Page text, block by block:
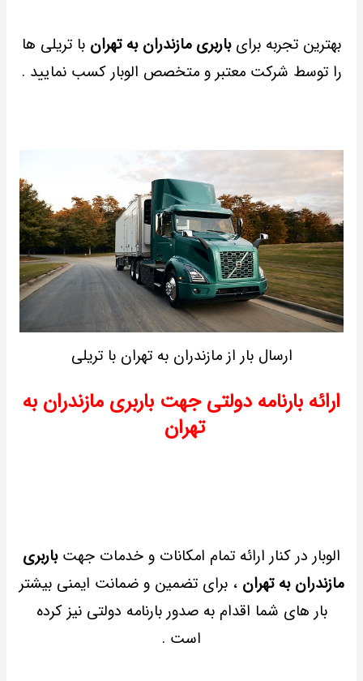
بهترین تجربه برای باربری مازندران به تهران با تریلی ها
را توسط شرکت معتبر و متخصص الوبار کسب نمایید .
ارسال بار از مازندران به تهران با تریلی
ارائه بارنامه دولتی جهت باربری مازندران به
تهران
الوبار در کنار ارائه تمام امکانات و خدمات جهتباربری
مازندران به تهران ، برای تضمین و ضمانت ایمنی بیشتر
بار های شما اقدام به صدور بارنامه دولتی نیز کرده
است .